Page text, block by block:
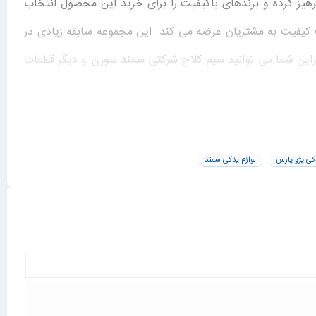
کیفیت به مشتریان عرضه می کند. این مجموعه سابقه زیادی در
شما می توانید سیم کلاچ شرکتی سمند سورن و دیگر قطعات
پژو پارس لوازم یدکی سمند